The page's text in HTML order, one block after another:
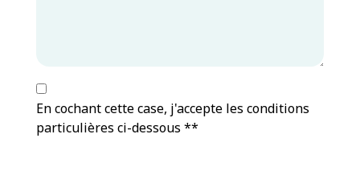
En cochant cette case, j'accepte les conditions
particulières ci-dessous **